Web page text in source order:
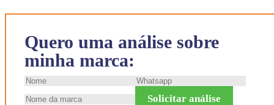
Quero uma análise sobre
minha marca:
Solicitar análise